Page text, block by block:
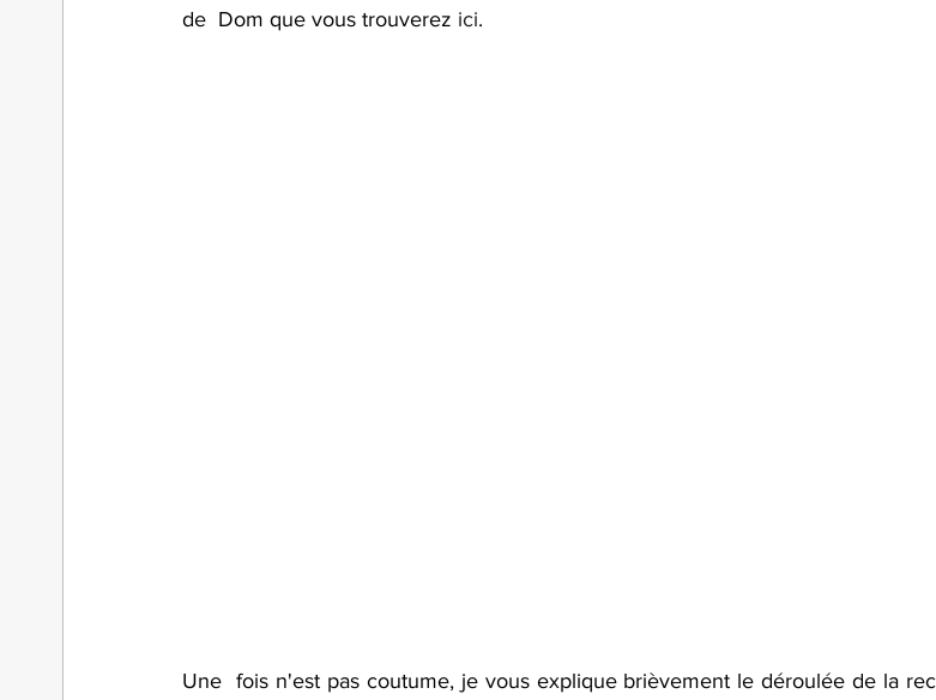
de  Dom que vous trouverez ici.
Une  fois n'est pas coutume, je vous explique brièvement le déroulée de la